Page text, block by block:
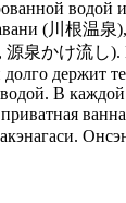
водой
(川根温泉
源泉かけ流し).
держит
В